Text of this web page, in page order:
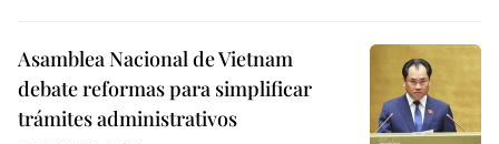
Asamblea Nacional de Vietnam
debate reformas para simplificar
trámites administrativos